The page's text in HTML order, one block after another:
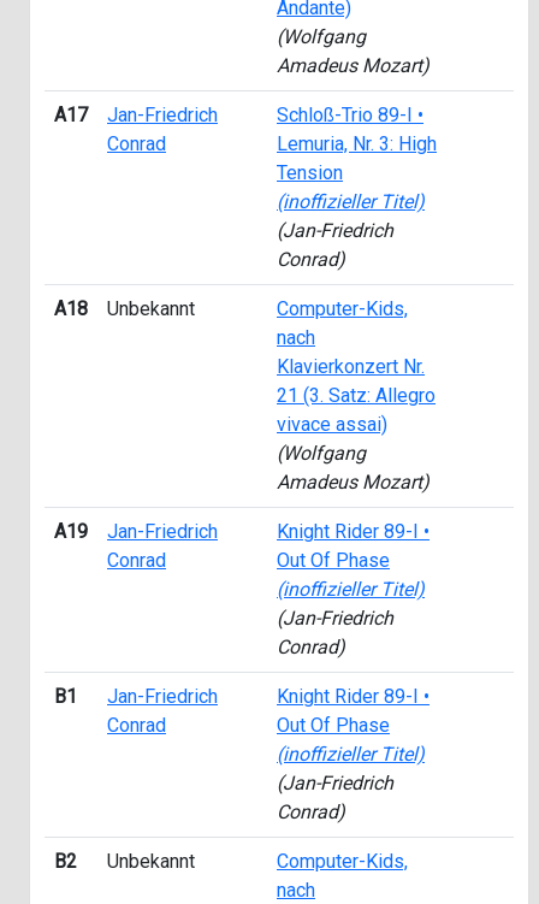
Andante)
(Wolfgang
Amadeus Mozart)
A17
Jan-Friedrich
Conrad
Schloß-Trio 89-I •
Lemuria, Nr. 3: High
Tension
(inoffizieller Titel)
(Jan-Friedrich
Conrad)
A18 Unbekannt
Computer-Kids,
nach
Klavierkonzert Nr.
21 (3. Satz: Allegro
vivace assai)
(Wolfgang
Amadeus Mozart)
A19
Jan-Friedrich
Conrad
Knight Rider 89-I •
Out Of Phase
(inoffizieller Titel)
(Jan-Friedrich
Conrad)
B1
Jan-Friedrich
Conrad
Knight Rider 89-I •
Out Of Phase
(inoffizieller Titel)
(Jan-Friedrich
Conrad)
B2 Unbekannt
Computer-Kids,
nach